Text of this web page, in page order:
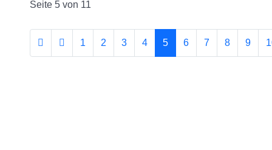
Seite 5 von 11
1 2 3 4 5 6 7 8 9